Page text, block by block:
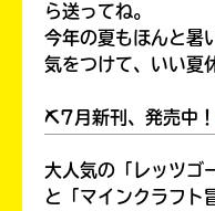
ら送ってね。
今年の夏もほんと暑
気をつけて、いい夏
⛏7月新刊、発売中！
大人気の「レッツゴ
と「マインクラフト